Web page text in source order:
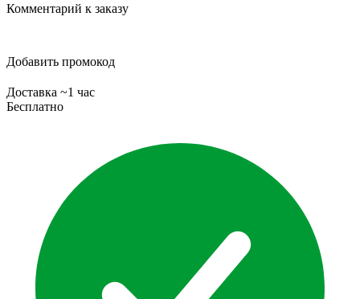
Комментарий к заказу
Добавить промокод
Доставка ~1 час
Бесплатно